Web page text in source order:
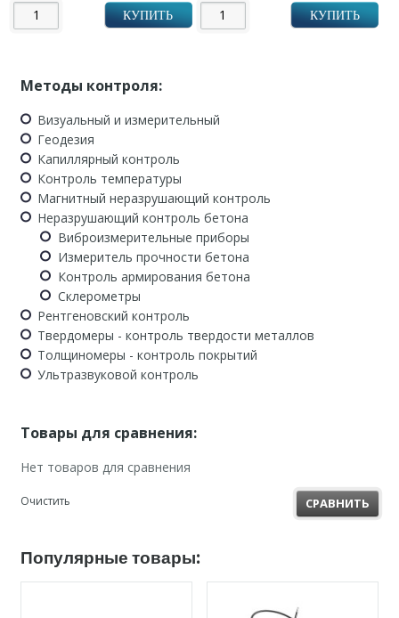
КУПИТЬ КУПИТЬ
Методы контроля:
Визуальный и измерительный
Геодезия
Капиллярный контроль
Контроль температуры
Магнитный неразрушающий контроль
Неразрушающий контроль бетона
Виброизмерительные приборы
Измеритель прочности бетона
Контроль армирования бетона
Склерометры
Рентгеновский контроль
Твердомеры - контроль твердости металлов
Толщиномеры - контроль покрытий
Ультразвуковой контроль
Товары для сравнения:
Нет товаров для сравнения
Очистить СРАВНИТЬ
Популярные товары: